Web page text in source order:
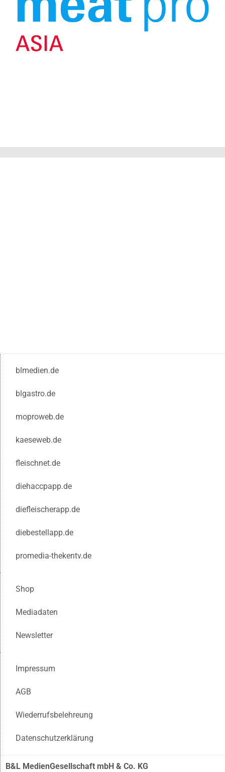
blmedien.de
blgastro.de
moproweb.de
kaeseweb.de
fleischnet.de
diehaccpapp.de
diefleischerapp.de
diebestellapp.de
promedia-thekentv.de
Shop
Mediadaten
Newsletter
Impressum
AGB
Wiederrufsbelehreung
Datenschutzerklärung
B&L MedienGesellschaft mbH & Co. KG